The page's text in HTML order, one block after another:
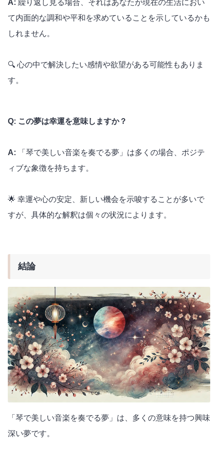
A: 繰り返し見る場合、それはあなたが現在の生活におい
て内面的な調和や平和を求めていることを示しているかも
しれません。
🔍 心の中で解決したい感情や欲望がある可能性もありま
す。
Q: この夢は幸運を意味しますか？
A:
「琴で美しい音楽を奏でる夢」は多くの場合、ポジテ
ィブな象徴を持ちます。
🌟 幸運や心の安定、新しい機会を示唆することが多いで
すが、具体的な解釈は個々の状況によります。
結論
「琴で美しい音楽を奏でる夢」は、多くの意味を持つ興味
深い夢です。